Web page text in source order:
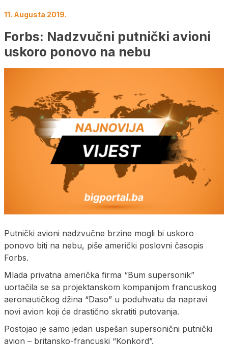
11. Augusta 2019.
Forbs: Nadzvučni putnički avioni
uskoro ponovo na nebu
Putnički avioni nadzvučne brzine mogli bi uskoro
ponovo biti na nebu, piše američki poslovni časopis
Forbs.
Mlada privatna američka firma “Bum supersonik”
uortačila se sa projektanskom kompanijom francuskog
aeronautičkog džina “Daso” u poduhvatu da napravi
novi avion koji će drastično skratiti putovanja.
Postojao je samo jedan uspešan supersonični putnički
avion – britansko-francuski “Konkord”.